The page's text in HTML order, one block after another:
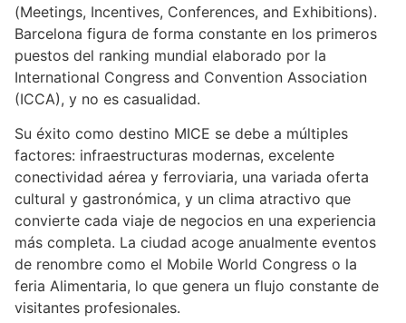
(Meetings, Incentives, Conferences, and Exhibitions).
Barcelona figura de forma constante en los primeros
puestos del ranking mundial elaborado por la
International Congress and Convention Association
(ICCA), y no es casualidad.
Su éxito como destino MICE se debe a múltiples
factores: infraestructuras modernas, excelente
conectividad aérea y ferroviaria, una variada oferta
cultural y gastronómica, y un clima atractivo que
convierte cada viaje de negocios en una experiencia
más completa. La ciudad acoge anualmente eventos
de renombre como el Mobile World Congress o la
feria Alimentaria, lo que genera un flujo constante de
visitantes profesionales.